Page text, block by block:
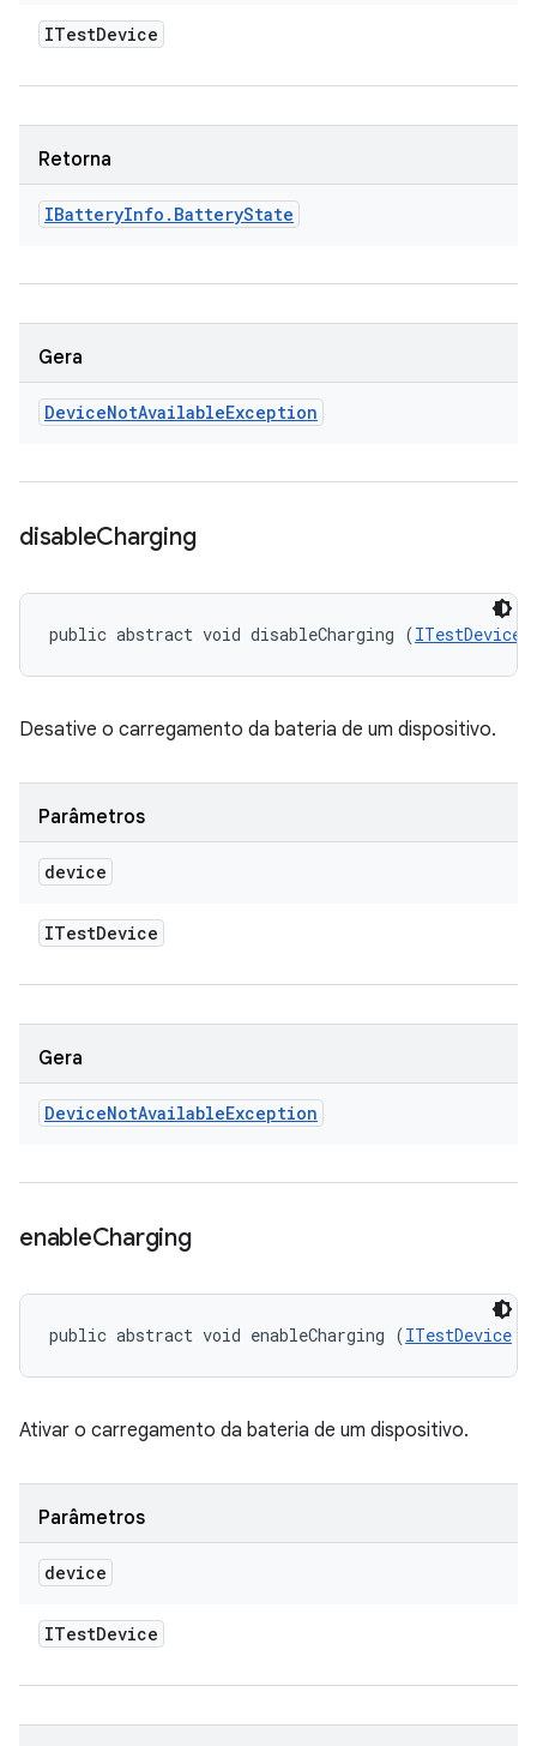
ITestDevice
Retorna
IBatteryInfo . BatteryState
Gera
DeviceNotAvailableException
disableCharging
public abstract void disableCharging (ITestDevice
Desative o carregamento da bateria de um dispositivo.
Parâmetros
device
ITestDevice
Gera
DeviceNotAvailableException
enableCharging
public abstract void enableCharging (ITestDevice
Ativar o carregamento da bateria de um dispositivo.
Parâmetros
device
ITestDevice